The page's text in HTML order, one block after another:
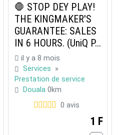
🛑 STOP DEY PLAY!
THE KINGMAKER'S
GUARANTEE: SALES
IN 6 HOURS. (UniQ P...
il y a 8 mois
Services »
Prestation de service
Douala 0km
0 avis
1 F